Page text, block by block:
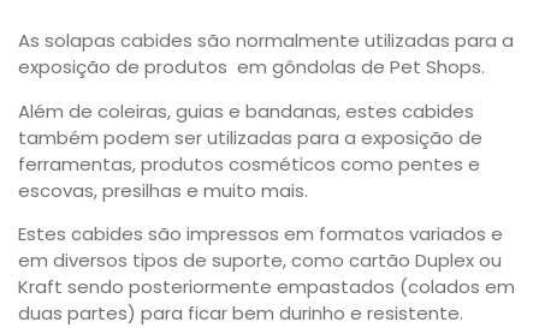
As solapas cabides são normalmente utilizadas para a
exposição de produtos em gôndolas de Pet Shops.
Além de coleiras, guias e bandanas, estes cabides
também podem ser utilizadas para a exposição de
ferramentas, produtos cosméticos como pentes e
escovas, presilhas e muito mais.
Estes cabides são impressos em formatos variados e
em diversos tipos de suporte, como cartão Duplex ou
Kraft sendo posteriormente empastados (colados em
duas partes) para ficar bem durinho e resistente.